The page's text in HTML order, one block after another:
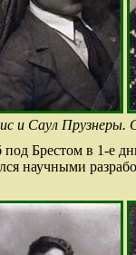
и Саул Прузнеры.
Брестом в 1-е
научными